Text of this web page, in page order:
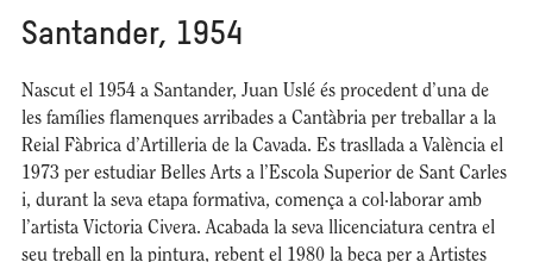
Santander, 1954
Nascut el 1954 a Santander, Juan Uslé és procedent d’una de
les famílies flamenques arribades a Cantàbria per treballar a la
Reial Fàbrica d’Artilleria de la Cavada. Es trasllada a València el
1973 per estudiar Belles Arts a l’Escola Superior de Sant Carles
i, durant la seva etapa formativa, comença a col·laborar amb
l’artista Victoria Civera. Acabada la seva llicenciatura centra el
seu treball en la pintura, rebent el 1980 la beca per a Artistes